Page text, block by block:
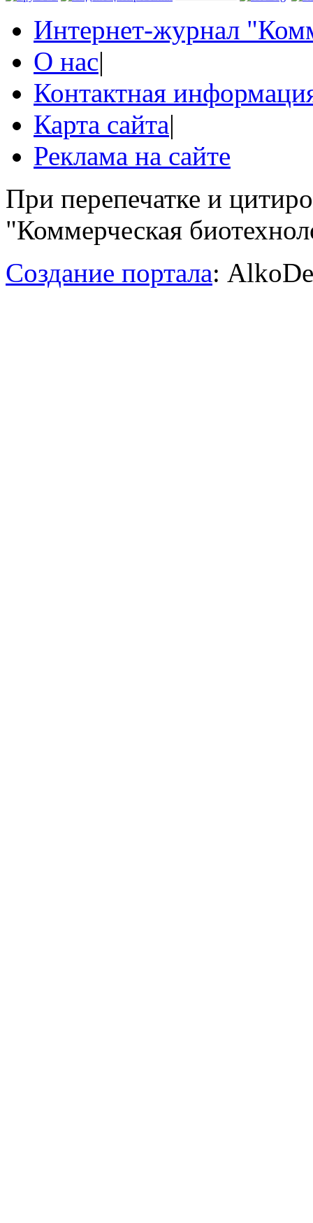
Интернет-журнал
О нас|
Контактная
Карта сайта|
Реклама на сайте
При перепечатке и
"Коммерческая
Создание портала: